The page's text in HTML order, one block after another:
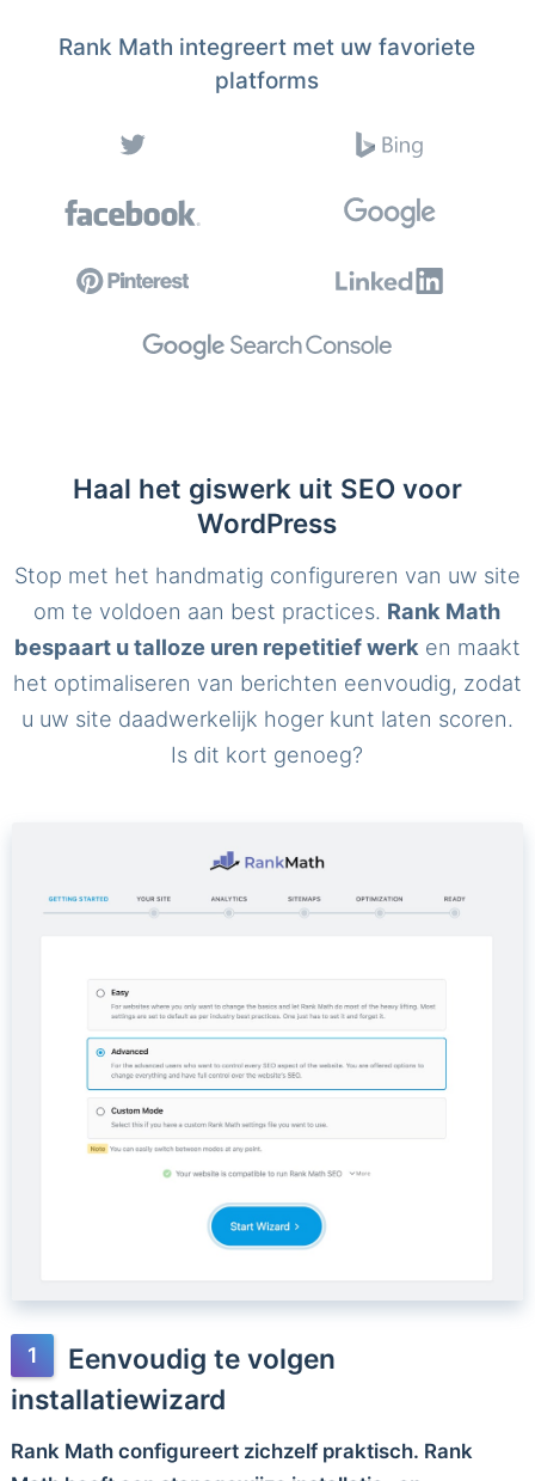
Rank Math integreert met uw favoriete
platforms
Haal het giswerk uit SEO voor
WordPress
Stop met het handmatig configureren van uw site
om te voldoen aan best practices. Rank Math
bespaart u talloze uren repetitief werk en maakt
het optimaliseren van berichten eenvoudig, zodat
u uw site daadwerkelijk hoger kunt laten scoren.
Is dit kort genoeg?
Eenvoudig te volgen
installatiewizard
Rank Math configureert zichzelf praktisch. Rank